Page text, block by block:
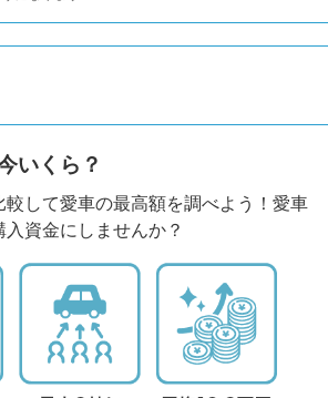
いくら？
較して愛車の最高額を調べよう！愛車
資金にしませんか？